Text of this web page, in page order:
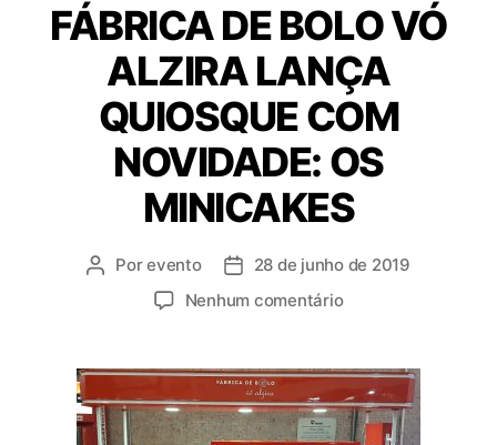
FÁBRICA DE BOLO VÓ
ALZIRA LANÇA
QUIOSQUE COM
NOVIDADE: OS
MINICAKES
Porevento
28 de junho de 2019
Nenhum comentário